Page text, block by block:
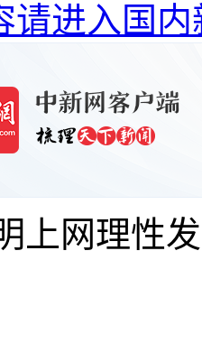
请进入国内
上网理性